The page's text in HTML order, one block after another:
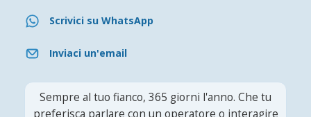
Scrivici su WhatsApp
Inviaci un'email
Sempre al tuo fianco, 365 giorni l'anno. Che tu
preferisca parlare con un operatore o interagire